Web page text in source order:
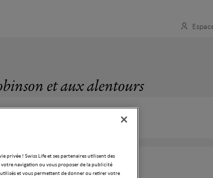
et aux alentours
Robinson
privée ! Swiss Life et ses partenaires utilisent des
navigation ou vous proposer de la publicité
et vous permettent de donner ou retirer votre